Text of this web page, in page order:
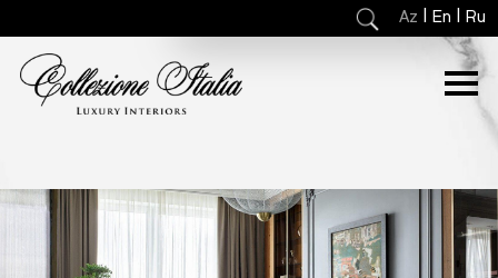
Az En Ru